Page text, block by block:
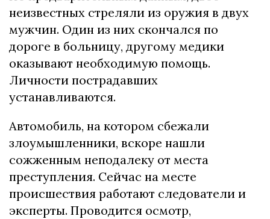
неизвестных стреляли из оружия в двух
мужчин. Один из них скончался по
дороге в больницу, другому медики
оказывают необходимую помощь.
Личности пострадавших
устанавливаются.
Автомобиль, на котором сбежали
злоумышленники, вскоре нашли
сожженным неподалеку от места
преступления. Сейчас на месте
происшествия работают следователи и
эксперты. Проводится осмотр,